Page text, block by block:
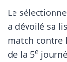
Le
a dévoilé sa
match contre
de la 5e